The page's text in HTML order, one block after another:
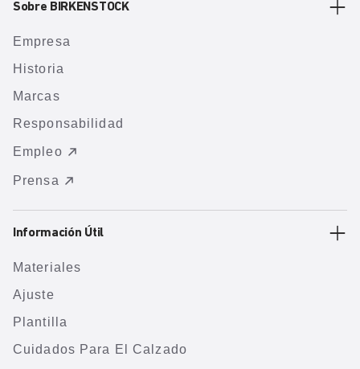
Sobre BIRKENSTOCK
Empresa
Historia
Marcas
Responsabilidad
Empleo
Prensa
Información Útil
Materiales
Ajuste
Plantilla
Cuidados Para El Calzado